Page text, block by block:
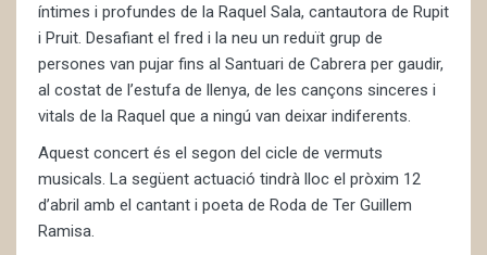
íntimes i profundes de la Raquel Sala, cantautora de Rupit
i Pruit. Desafiant el fred i la neu un reduït grup de
persones van pujar fins al Santuari de Cabrera per gaudir,
al costat de l’estufa de llenya, de les cançons sinceres i
vitals de la Raquel que a ningú van deixar indiferents.
Aquest concert és el segon del cicle de vermuts
musicals. La següent actuació tindrà lloc el pròxim 12
d’abril amb el cantant i poeta de Roda de Ter Guillem
Ramisa.